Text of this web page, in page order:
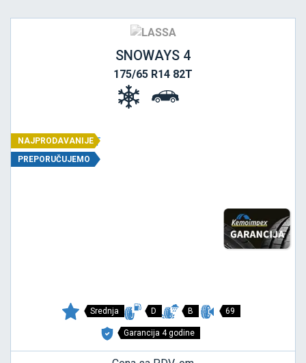
SNOWAYS 4
175/65 R14 82T
NAJPRODAVANIJE
PREPORUČUJEMO
Srednja D B 69
Garancija 4 godine